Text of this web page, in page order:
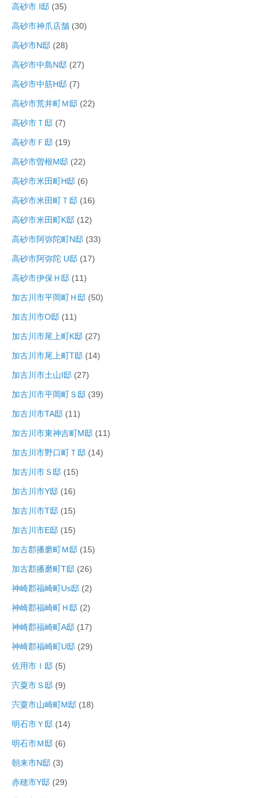
高砂市 I邸 (35)
高砂市神爪店舗 (30)
高砂市N邸 (28)
高砂市中島N邸 (27)
高砂市中筋H邸 (7)
高砂市荒井町Ｍ邸 (22)
高砂市Ｔ邸 (7)
高砂市Ｆ邸 (19)
高砂市曽根M邸 (22)
高砂市米田町H邸 (6)
高砂市米田町Ｔ邸 (16)
高砂市米田町K邸 (12)
高砂市阿弥陀町N邸 (33)
高砂市阿弥陀 U邸 (17)
高砂市伊保Ｈ邸 (11)
加古川市平岡町Ｈ邸 (50)
加古川市O邸 (11)
加古川市尾上町K邸 (27)
加古川市尾上町T邸 (14)
加古川市土山I邸 (27)
加古川市平岡町Ｓ邸 (39)
加古川市TA邸 (11)
加古川市東神吉町M邸 (11)
加古川市野口町Ｔ邸 (14)
加古川市Ｓ邸 (15)
加古川市Y邸 (16)
加古川市T邸 (15)
加古川市E邸 (15)
加古郡播磨町Ｍ邸 (15)
加古郡播磨町T邸 (26)
神崎郡福崎町Us邸 (2)
神崎郡福崎町Ｈ邸 (2)
神崎郡福崎町A邸 (17)
神崎郡福崎町U邸 (29)
佐用市Ｉ邸 (5)
宍粟市Ｓ邸 (9)
宍粟市山崎町M邸 (18)
明石市Ｙ邸 (14)
明石市Ｍ邸 (6)
朝来市N邸 (3)
赤穂市Y邸 (29)